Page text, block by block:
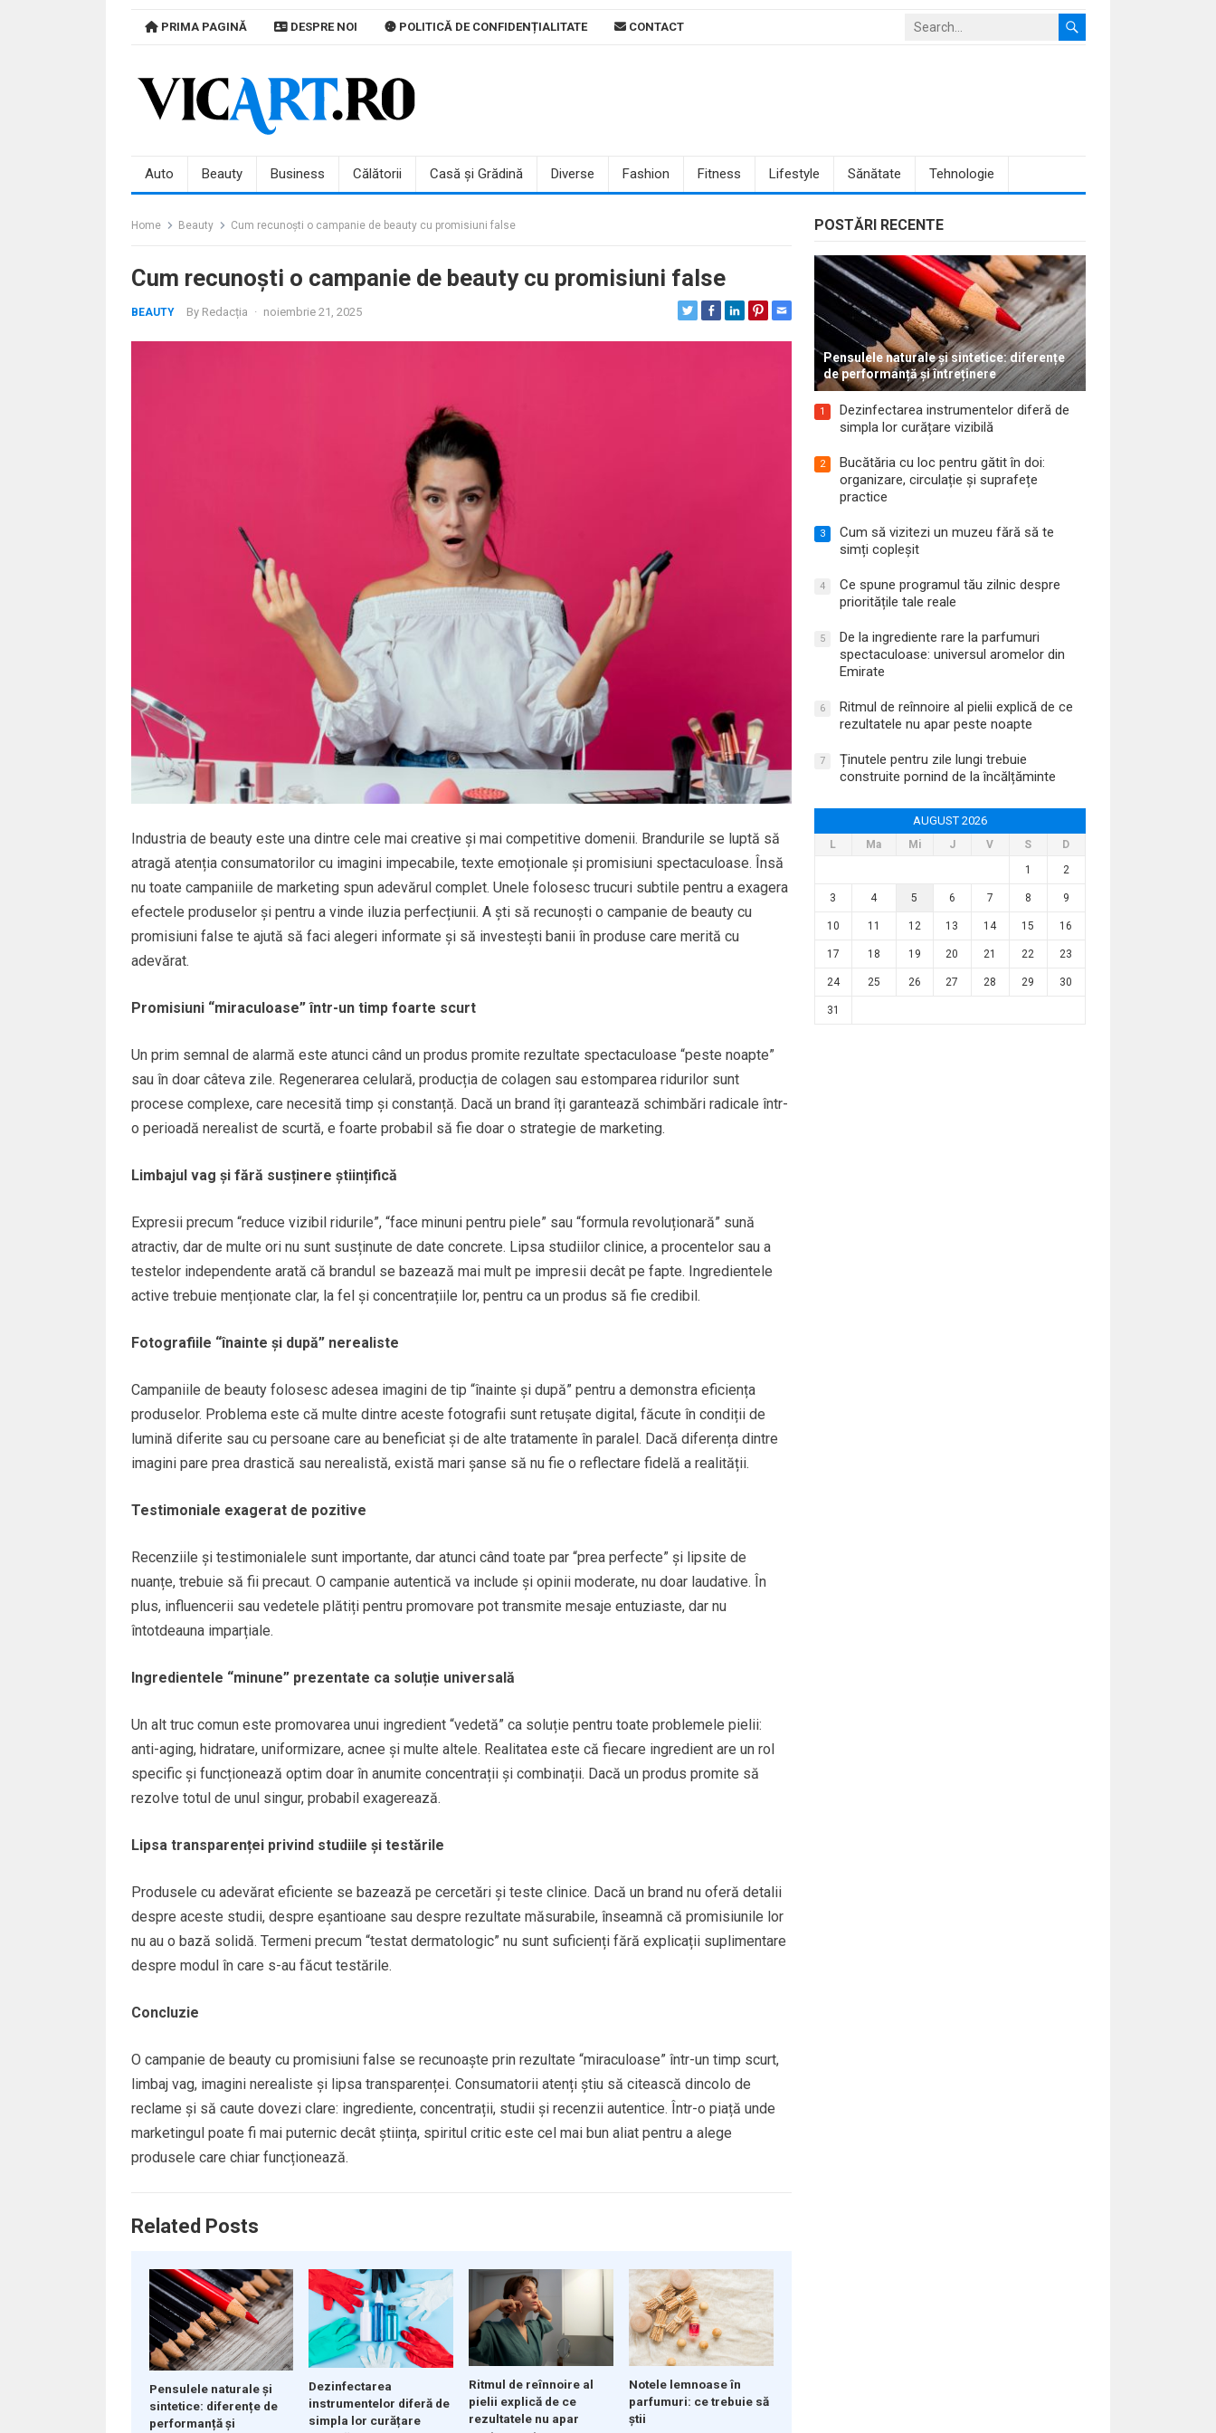
PRIMA PAGINĂ DESPRE NOI POLITICĂ DE CONFIDENȚIALITATE CONTACT
Auto Beauty Business Călătorii Casă și Grădină Diverse Fashion Fitness Lifestyle Sănătate Tehnologie
Home Beauty Cum recunoști o campanie de beauty cu promisiuni false
Cum recunoști o campanie de beauty cu promisiuni false
BEAUTY By Redacția · noiembrie 21, 2025
Industria de beauty este una dintre cele mai creative și mai competitive domenii. Brandurile se luptă să
atragă atenția consumatorilor cu imagini impecabile, texte emoționale și promisiuni spectaculoase. Însă
nu toate campaniile de marketing spun adevărul complet. Unele folosesc trucuri subtile pentru a exagera
efectele produselor și pentru a vinde iluzia perfecțiunii. A ști să recunoști o campanie de beauty cu
promisiuni false te ajută să faci alegeri informate și să investești banii în produse care merită cu
adevărat.
Promisiuni “miraculoase” într-un timp foarte scurt
Un prim semnal de alarmă este atunci când un produs promite rezultate spectaculoase “peste noapte”
sau în doar câteva zile. Regenerarea celulară, producția de colagen sau estomparea ridurilor sunt
procese complexe, care necesită timp și constanță. Dacă un brand îți garantează schimbări radicale într-
o perioadă nerealist de scurtă, e foarte probabil să fie doar o strategie de marketing.
Limbajul vag și fără susținere științifică
Expresii precum “reduce vizibil ridurile”, “face minuni pentru piele” sau “formula revoluționară” sună
atractiv, dar de multe ori nu sunt susținute de date concrete. Lipsa studiilor clinice, a procentelor sau a
testelor independente arată că brandul se bazează mai mult pe impresii decât pe fapte. Ingredientele
active trebuie menționate clar, la fel și concentrațiile lor, pentru ca un produs să fie credibil.
Fotografiile “înainte și după” nerealiste
Campaniile de beauty folosesc adesea imagini de tip “înainte și după” pentru a demonstra eficiența
produselor. Problema este că multe dintre aceste fotografii sunt retușate digital, făcute în condiții de
lumină diferite sau cu persoane care au beneficiat și de alte tratamente în paralel. Dacă diferența dintre
imagini pare prea drastică sau nerealistă, există mari șanse să nu fie o reflectare fidelă a realității.
Testimoniale exagerat de pozitive
Recenziile și testimonialele sunt importante, dar atunci când toate par “prea perfecte” și lipsite de
nuanțe, trebuie să fii precaut. O campanie autentică va include și opinii moderate, nu doar laudative. În
plus, influencerii sau vedetele plătiți pentru promovare pot transmite mesaje entuziaste, dar nu
întotdeauna imparțiale.
Ingredientele “minune” prezentate ca soluție universală
Un alt truc comun este promovarea unui ingredient “vedetă” ca soluție pentru toate problemele pielii:
anti-aging, hidratare, uniformizare, acnee și multe altele. Realitatea este că fiecare ingredient are un rol
specific și funcționează optim doar în anumite concentrații și combinații. Dacă un produs promite să
rezolve totul de unul singur, probabil exagerează.
Lipsa transparenței privind studiile și testările
Produsele cu adevărat eficiente se bazează pe cercetări și teste clinice. Dacă un brand nu oferă detalii
despre aceste studii, despre eșantioane sau despre rezultate măsurabile, înseamnă că promisiunile lor
nu au o bază solidă. Termeni precum “testat dermatologic” nu sunt suficienți fără explicații suplimentare
despre modul în care s-au făcut testările.
Concluzie
O campanie de beauty cu promisiuni false se recunoaște prin rezultate “miraculoase” într-un timp scurt,
limbaj vag, imagini nerealiste și lipsa transparenței. Consumatorii atenți știu să citească dincolo de
reclame și să caute dovezi clare: ingrediente, concentrații, studii și recenzii autentice. Într-o piață unde
marketingul poate fi mai puternic decât știința, spiritul critic este cel mai bun aliat pentru a alege
produsele care chiar funcționează.
Related Posts
Pensulele naturale și
sintetice: diferențe de
performanță și
Dezinfectarea
instrumentelor diferă de
simpla lor curățare
Ritmul de reînnoire al
pielii explică de ce
rezultatele nu apar
Notele lemnoase în
parfumuri: ce trebuie să
știi
POSTĂRI RECENTE
Pensulele naturale și sintetice: diferențe
de performanță și întreținere
1
Dezinfectarea instrumentelor diferă de
simpla lor curățare vizibilă
2
Bucătăria cu loc pentru gătit în doi:
organizare, circulație și suprafețe
practice
3
Cum să vizitezi un muzeu fără să te
simți copleșit
4
Ce spune programul tău zilnic despre
prioritățile tale reale
5
De la ingrediente rare la parfumuri
spectaculoase: universul aromelor din
Emirate
6
Ritmul de reînnoire al pielii explică de ce
rezultatele nu apar peste noapte
7
Ținutele pentru zile lungi trebuie
construite pornind de la încălțăminte
AUGUST 2026
L Ma Mi J V S
D
1
2
3 4 5 6 7 8 9
10 11 12 13 14 15 16
17 18 19 20 21 22 23
24 25 26 27 28 29 30
31